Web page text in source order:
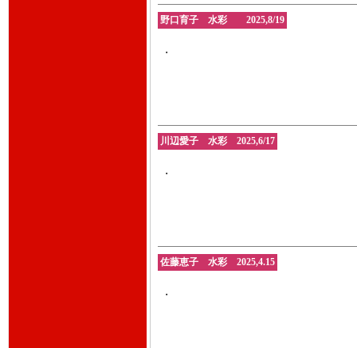
野口育子 水彩 2025,8/19
・
川辺愛子 水彩 2025,6/17
・
佐藤恵子 水彩 2025,4.15
・